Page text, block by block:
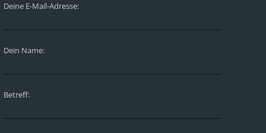
Deine E-Mail-Adresse:
Dein Name:
Betreff: